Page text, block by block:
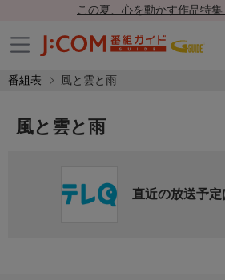
この夏、心を動かす作品特集
番組表 風と雲と雨
風と雲と雨
直近の放送予